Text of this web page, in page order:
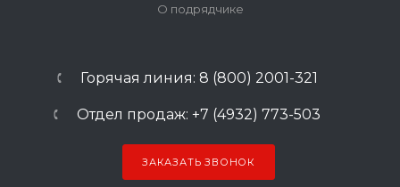
О подрядчике
Горячая линия: 8 (800) 2001-321
Отдел продаж: +7 (4932) 773-503
ЗАКАЗАТЬ ЗВОНОК